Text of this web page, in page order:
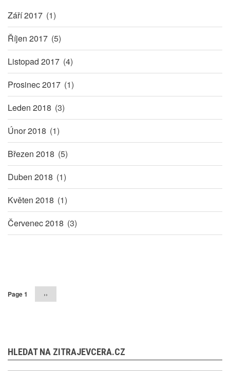
Září 2017 (1)
Říjen 2017 (5)
Listopad 2017 (4)
Prosinec 2017 (1)
Leden 2018 (3)
Únor 2018 (1)
Březen 2018 (5)
Duben 2018 (1)
Květen 2018 (1)
Červenec 2018 (3)
Page 1 Následující
stránka
››
HLEDAT NA ZITRAJEVCERA.CZ